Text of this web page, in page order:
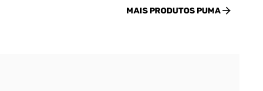
MAIS PRODUTOS PUMA